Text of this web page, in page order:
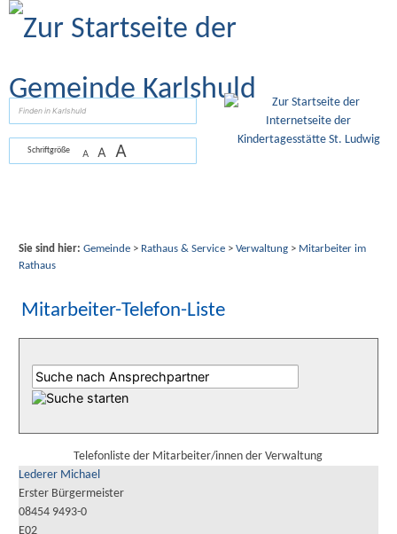
Zum Inhalt
Schriftgröße A A A
Sie sind hier: Gemeinde> Rathaus & Service> Verwaltung> Mitarbeiter im
Rathaus
Mitarbeiter-Telefon-Liste
Telefonliste der Mitarbeiter/innen der Verwaltung
Lederer Michael
Erster Bürgermeister
08454 9493-0
E02